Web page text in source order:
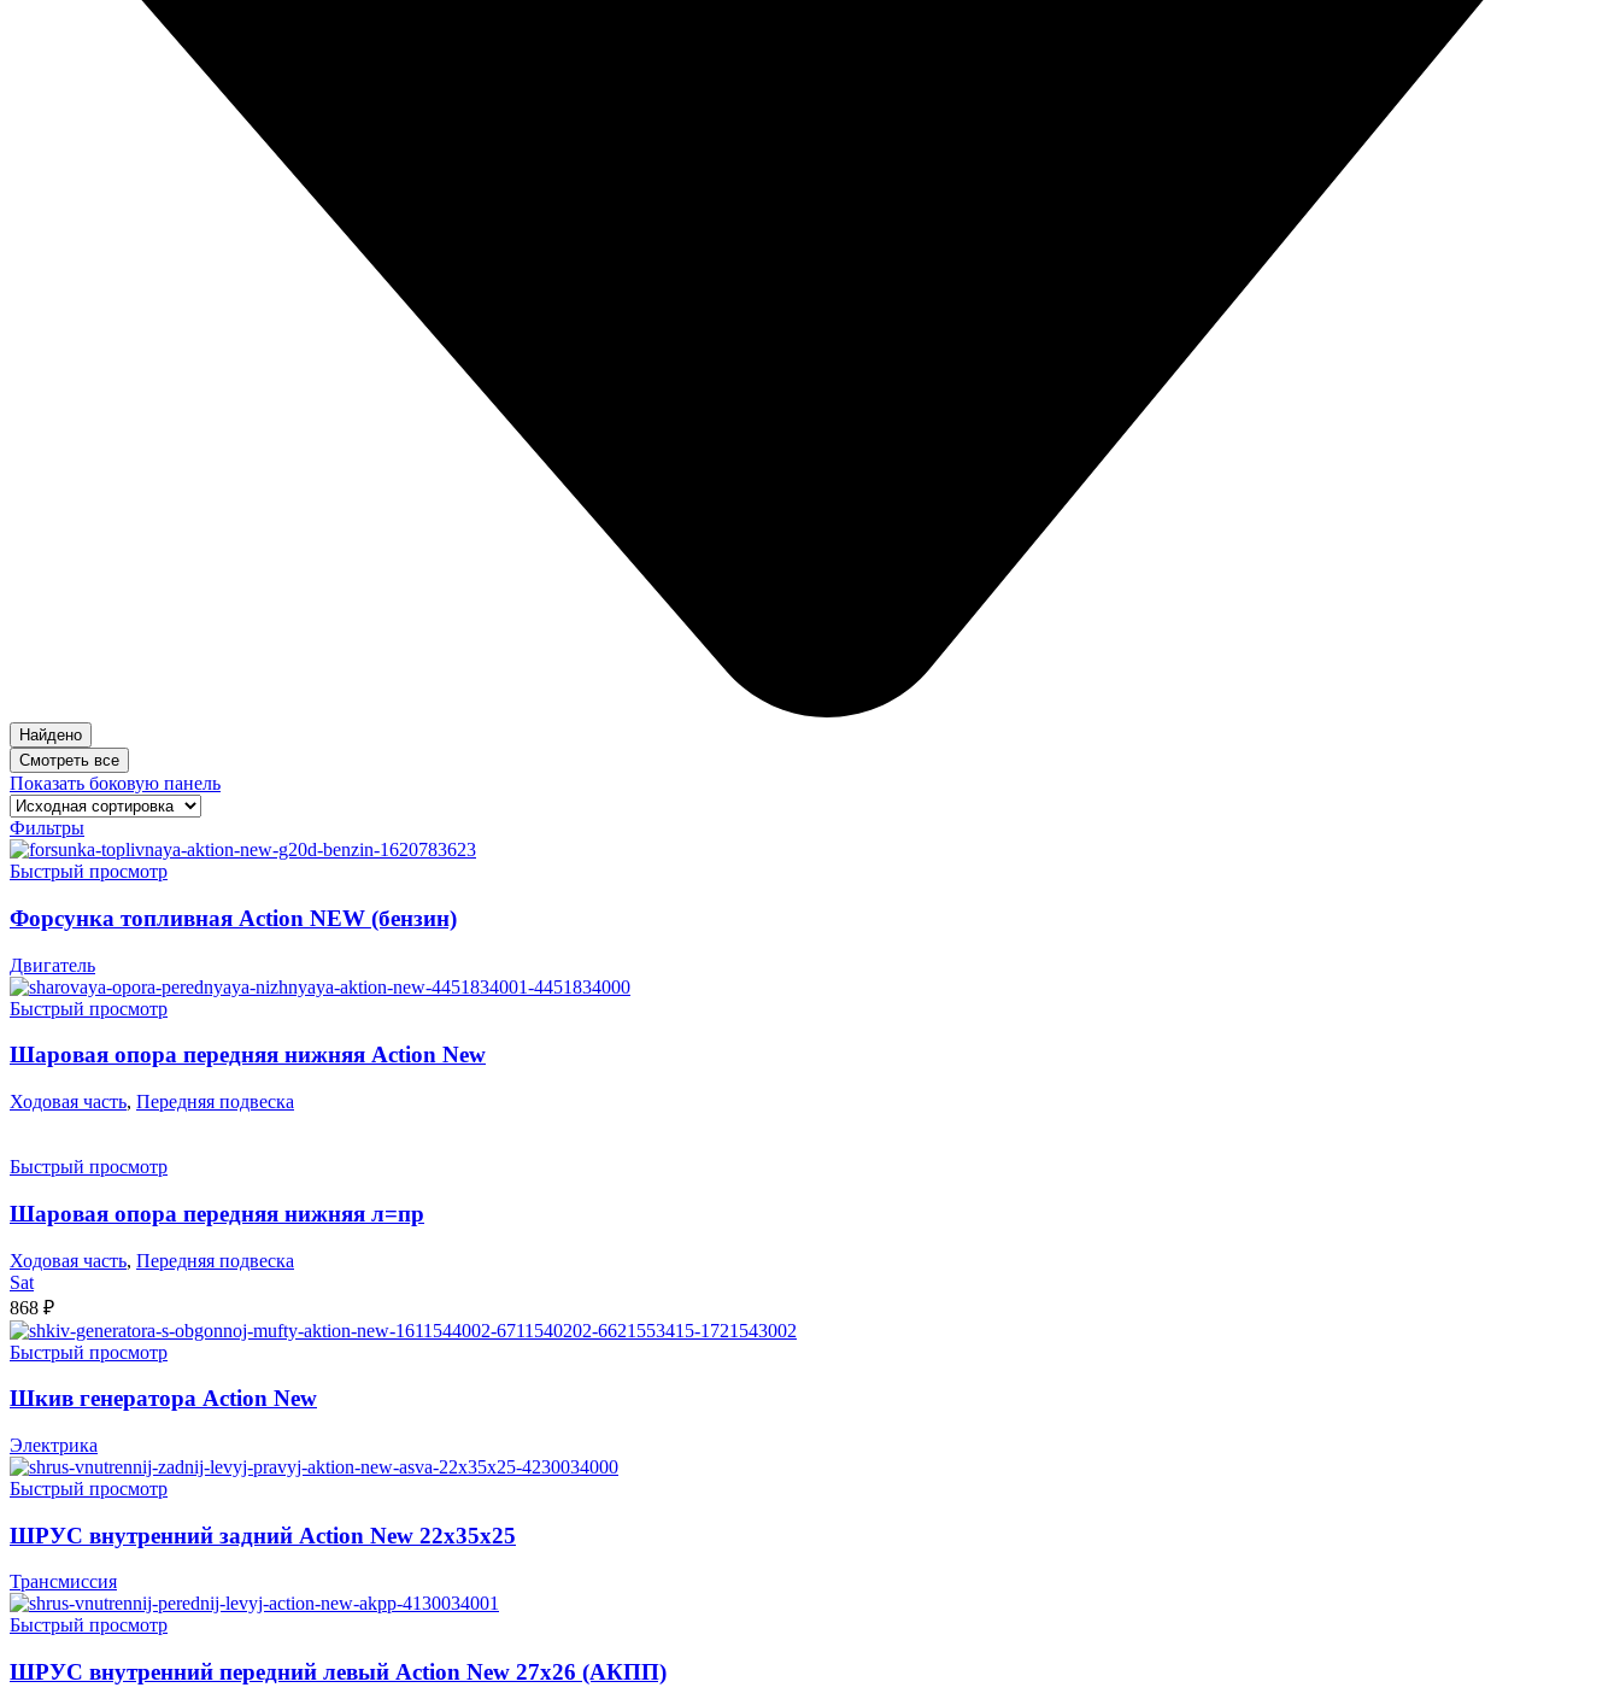
Найдено
Смотреть все
Показать боковую панель
Фильтры
Быстрый просмотр
Форсунка топливная Action NEW (бензин)
Двигатель
Быстрый просмотр
Шаровая опора передняя нижняя Action New
Ходовая часть, Передняя подвеска
Быстрый просмотр
Шаровая опора передняя нижняя л=пр
Ходовая часть, Передняя подвеска
Sat
868 ₽
Быстрый просмотр
Шкив генератора Action New
Электрика
Быстрый просмотр
ШРУС внутренний задний Action New 22x35x25
Трансмиссия
Быстрый просмотр
ШРУС внутренний передний левый Action New 27х26 (АКПП)